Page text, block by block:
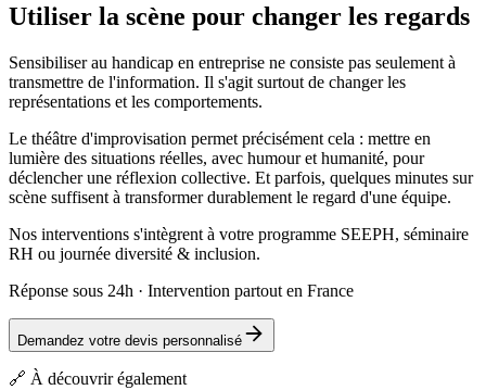
Utiliser la scène pour changer les regards
Sensibiliser au handicap en entreprise ne consiste pas seulement à
transmettre de l'information. Il s'agit surtout de changer les
représentations et les comportements.
Le théâtre d'improvisation permet précisément cela : mettre en
lumière des situations réelles, avec humour et humanité, pour
déclencher une réflexion collective. Et parfois, quelques minutes sur
scène suffisent à transformer durablement le regard d'une équipe.
Nos interventions s'intègrent à votre programme SEEPH, séminaire
RH ou journée diversité & inclusion.
Réponse sous 24h · Intervention partout en France
Demandez votre devis personnalisé
🔗 À découvrir également